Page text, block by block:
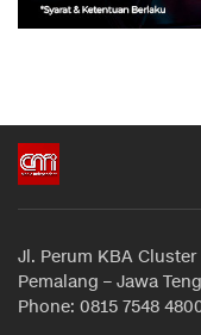
Jl. Perum KBA
Pemalang – Jawa
Phone: 0815 7548